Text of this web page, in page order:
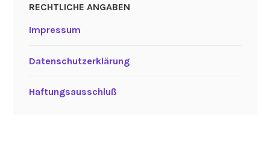
RECHTLICHE ANGABEN
Impressum
Datenschutzerklärung
Haftungsausschluß